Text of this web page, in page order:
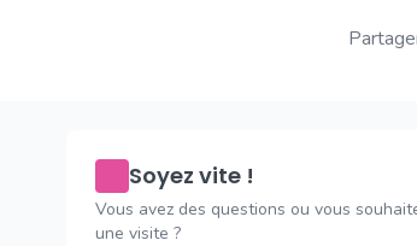
Soyez vite !
Vous avez des questions ou vous
une visite ?